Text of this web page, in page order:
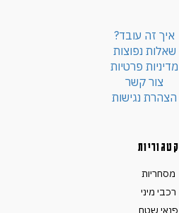
איך זה עובד?
שאלות נפוצות
מדיניות פרטיות
צור קשר
הצהרת נגישות
קטגוריות
מסחריות
רכבי מיני
פנאי שטח